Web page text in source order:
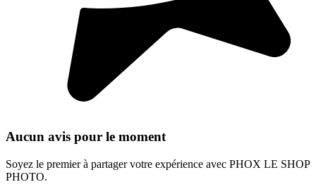
Aucun avis pour le moment
Soyez le premier à partager votre expérience avec PHOX LE SHOP
PHOTO.